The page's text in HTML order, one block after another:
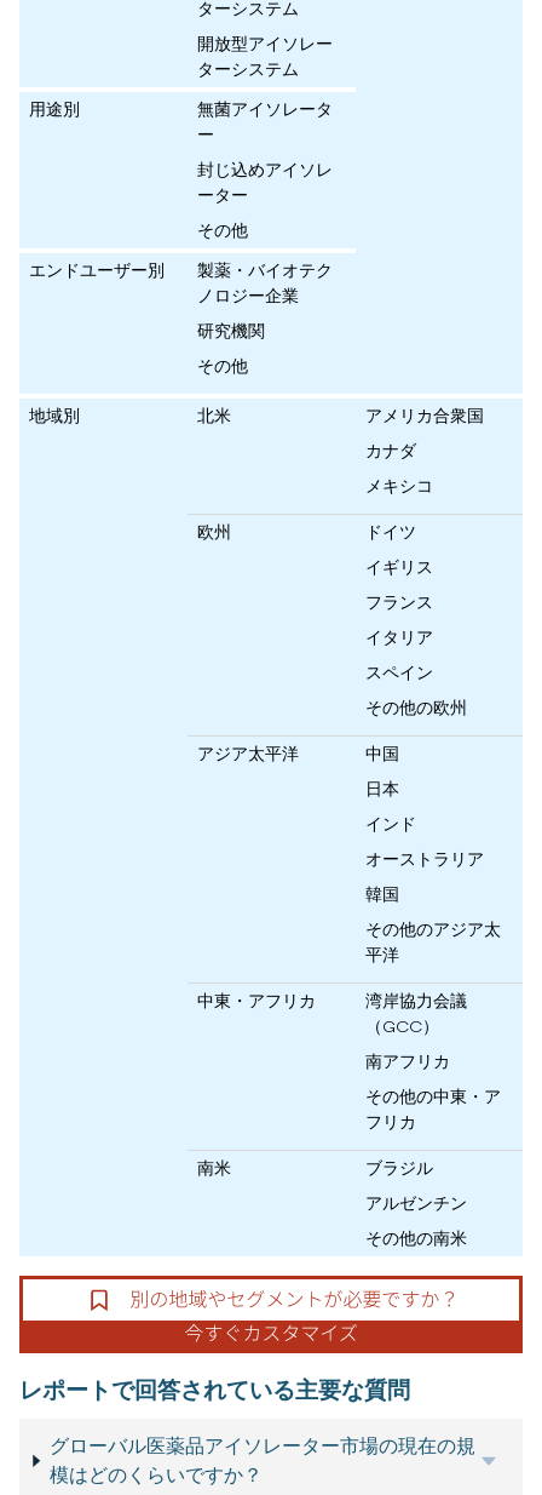
ターシステム
開放型アイソレー
ターシステム
用途別
無菌アイソレータ
ー
封じ込めアイソレ
ーター
その他
エンドユーザー別
製薬・バイオテク
ノロジー企業
研究機関
その他
地域別 北米
アメリカ合衆国
カナダ
メキシコ
欧州
ドイツ
イギリス
フランス
イタリア
スペイン
その他の欧州
アジア太平洋
中国
日本
インド
オーストラリア
韓国
その他のアジア太
平洋
中東・アフリカ
湾岸協力会議
（GCC）
南アフリカ
その他の中東・ア
フリカ
南米
ブラジル
アルゼンチン
その他の南米
レポートで回答されている主要な質問
グローバル医薬品アイソレーター市場の現在の規
模はどのくらいですか？